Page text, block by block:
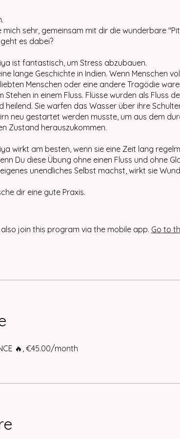
mich sehr, gemeinsam mit dir die wunderbare
es dabei?
ist fantastisch, um Stress abzubauen.
lange Geschichte in Indien. Wenn Menschen
Menschen oder eine andere Tragödie
Stehen in einem Fluss. Flüsse wurden als Fluss
heilend. Sie warfen das Wasser über ihre
neu gestartet werden musste, um aus dem
Zustand herauszukommen.
wirkt am besten, wenn sie eine Zeit lang
Du diese Übung ohne einen Fluss und ohne
unendliches Selbst machst, wirkt sie
dir eine gute Praxis.
join this program via the mobile app. Go to
🔥, €45.00/month